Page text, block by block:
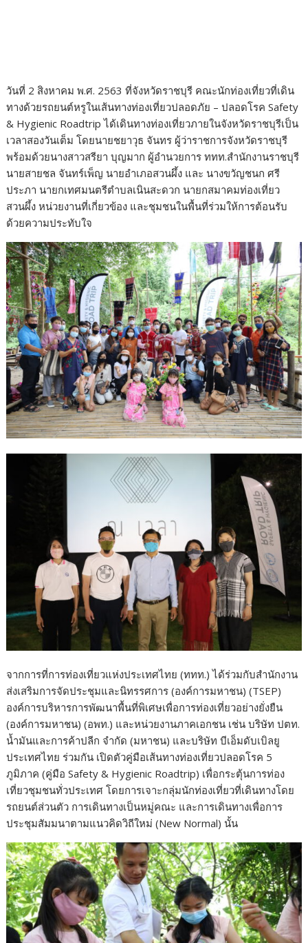
วันที่ 2 สิงหาคม พ.ศ. 2563 ที่จังหวัดราชบุรี คณะนักท่องเที่ยวที่เดิน
ทางด้วยรถยนต์หรูในเส้นทางท่องเที่ยวปลอดภัย – ปลอดโรค Safety
& Hygienic Roadtrip ได้เดินทางท่องเที่ยวภายในจังหวัดราชบุรีเป็น
เวลาสองวันเต็ม โดยนายชยาวุธ จันทร ผู้ว่าราชการจังหวัดราชบุรี
พร้อมด้วยนางสาวสรียา บุญมาก ผู้อำนวยการ ททท.สำนักงานราชบุรี
นายสายชล จันทร์เพ็ญ นายอำเภอสวนผึ้ง และ นางขวัญชนก ศรี
ประภา นายกเทศมนตรีตำบลเนินสะดวก นายกสมาคมท่องเที่ยว
สวนผึ้ง หน่วยงานที่เกี่ยวข้อง และชุมชนในพื้นที่ร่วมให้การต้อนรับ
ด้วยความประทับใจ
จากการที่การท่องเที่ยวแห่งประเทศไทย (ททท.) ได้ร่วมกับสำนักงาน
ส่งเสริมการจัดประชุมและนิทรรศการ (องค์การมหาชน) (TSEP)
องค์การบริหารการพัฒนาพื้นที่พิเศษเพื่อการท่องเที่ยวอย่างยั่งยืน
(องค์การมหาชน) (อพท.) และหน่วยงานภาคเอกชน เช่น บริษัท ปตท.
น้ำมันและการค้าปลีก จำกัด (มหาชน) และบริษัท บีเอ็มดับเบิลยู
ประเทศไทย ร่วมกัน เปิดตัวคู่มือเส้นทางท่องเที่ยวปลอดโรค 5
ภูมิภาค (คู่มือ Safety & Hygienic Roadtrip) เพื่อกระตุ้นการท่อง
เที่ยวชุมชนทั่วประเทศ โดยการเจาะกลุ่มนักท่องเที่ยวที่เดินทางโดย
รถยนต์ส่วนตัว การเดินทางเป็นหมู่คณะ และการเดินทางเพื่อการ
ประชุมสัมมนาตามแนวคิดวิถีใหม่ (New Normal) นั้น